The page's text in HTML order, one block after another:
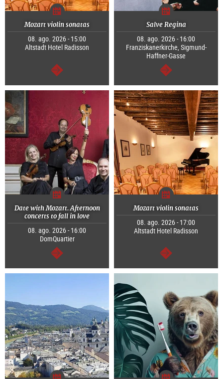
Mozart violin sonatas
08. ago. 2026 - 15:00
Altstadt Hotel Radisson
segue
Salve Regina
08. ago. 2026 - 16:00
Franziskanerkirche, Sigmund-
Haffner-Gasse
segue
Date with Mozart. Afternoon
concerts to fall in love
08. ago. 2026 - 16:00
DomQuartier
segue
Mozart violin sonatas
08. ago. 2026 - 17:00
Altstadt Hotel Radisson
segue